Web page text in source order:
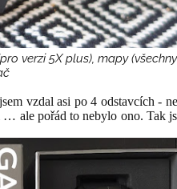
verzi 5X plus), mapy (všechny
vzdal asi po 4 odstavcích -
ale pořád to nebylo ono. Tak